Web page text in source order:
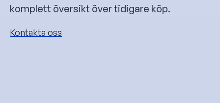
komplett översikt över tidigare köp.
Kontakta oss